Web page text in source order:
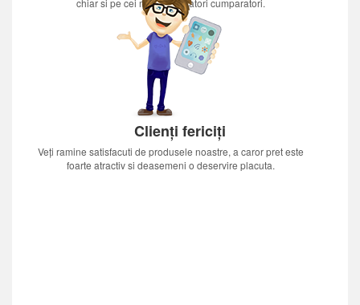
Clienți fericiți
Veți ramine satisfacuti de produsele noastre, a caror pret este
foarte atractiv si deasemeni o deservire placuta.